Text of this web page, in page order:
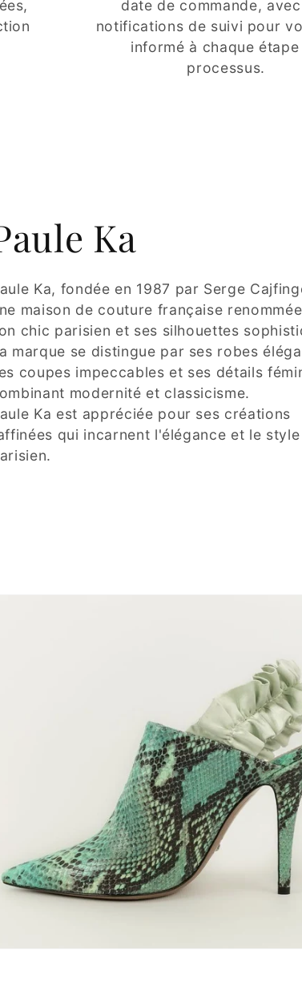
date de commande,
notifications de suivi pour
informé à chaque étape
processus.
Ka
Ka, fondée en 1987 par Serge
maison de couture française
chic parisien et ses silhouettes
marque se distingue par ses robes
coupes impeccables et ses détails
modernité et classicisme.
Ka est appréciée pour ses créations
qui incarnent l'élégance et le style